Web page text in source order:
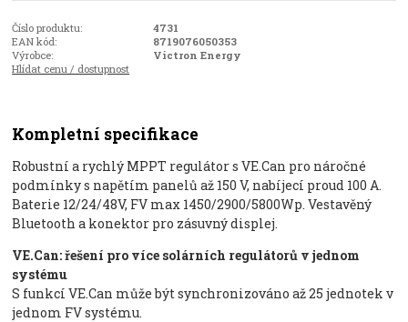
Číslo produktu:
4731
EAN kód:
8719076050353
Výrobce:
Victron Energy
Hlídat cenu / dostupnost
Kompletní specifikace
Robustní a rychlý MPPT regulátor s VE.Can pro náročné
podmínky s napětím panelů až 150 V, nabíjecí proud 100 A.
Baterie 12/24/48V, FV max 1450/2900/5800Wp. Vestavěný
Bluetooth a konektor pro zásuvný displej.
VE.Can: řešení pro více solárních regulátorů v jednom
systému
S funkcí VE.Can může být synchronizováno až 25 jednotek v
jednom FV systému.